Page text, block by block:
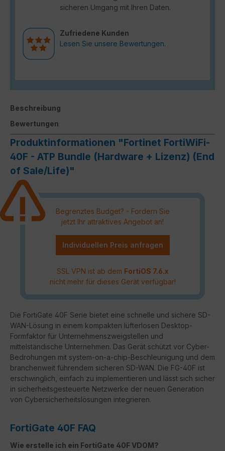
sicheren Umgang mit Ihren Daten.
Zufriedene Kunden
Lesen Sie unsere Bewertungen.
Beschreibung
Bewertungen
Produktinformationen "Fortinet FortiWiFi-
40F - ATP Bundle (Hardware + Lizenz) (End
of Sale/Life)"
Begrenztes Budget? - Fordern Sie
jetzt Ihr attraktives Angebot an!
Individuellen Preis anfragen
SSL VPN ist ab dem FortiOS 7.6.x
nicht mehr für dieses Gerät verfügbar!
Die FortiGate 40F Serie bietet eine schnelle und sichere SD-
WAN-Lösung in einem kompakten lüfterlosen Desktop-
Formfaktor für Unternehmenszweigstellen und
mittelständische Unternehmen. Das Gerät schützt vor Cyber-
Bedrohungen mit system-on-a-chip-Beschleunigung und dem
branchenweit führendem sicheren SD-WAN. Die FG-40F ist
erschwinglich, einfach zu implementieren und lässt sich sicher
in sicherheitsgesteuerte Netzwerke der neuen Generation
von Cybersicherheitslösungen integrieren.
FortiGate 40F FAQ
Wie erstelle ich ein FortiGate 40F VDOM?